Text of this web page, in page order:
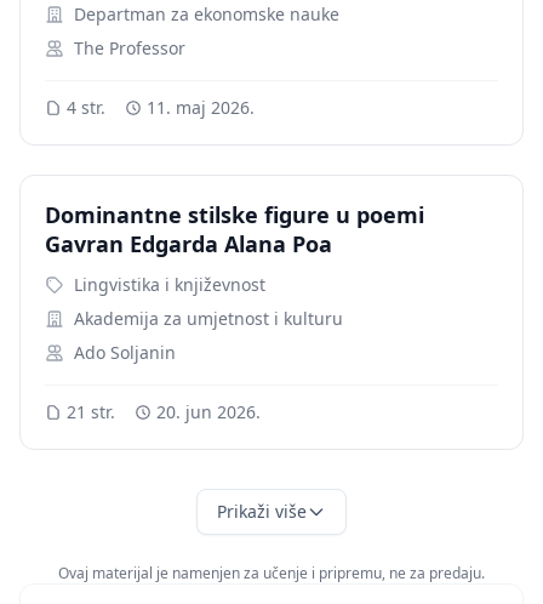
Departman za ekonomske nauke
The Professor
4 str. 11. maj 2026.
Dominantne stilske figure u poemi
Gavran Edgarda Alana Poa
Lingvistika i književnost
Akademija za umjetnost i kulturu
Ado Soljanin
21 str. 20. jun 2026.
Prikaži više
Ovaj materijal je namenjen za učenje i pripremu, ne za predaju.